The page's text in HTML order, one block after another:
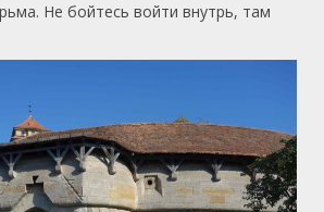
Не бойтесь войти внутрь, там